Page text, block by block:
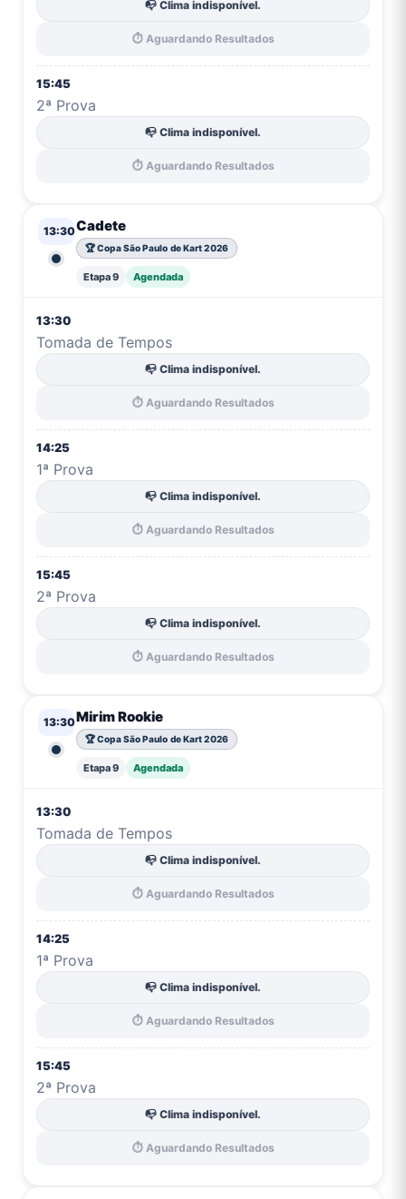
📭 Clima indisponível.
⏱️ Aguardando Resultados
15:45
2ª Prova
📭 Clima indisponível.
⏱️ Aguardando Resultados
13:30Cadete
🏆 Copa São Paulo de Kart 2026
Etapa 9 Agendada
13:30
Tomada de Tempos
📭 Clima indisponível.
⏱️ Aguardando Resultados
14:25
1ª Prova
📭 Clima indisponível.
⏱️ Aguardando Resultados
15:45
2ª Prova
📭 Clima indisponível.
⏱️ Aguardando Resultados
13:30Mirim Rookie
🏆 Copa São Paulo de Kart 2026
Etapa 9 Agendada
13:30
Tomada de Tempos
📭 Clima indisponível.
⏱️ Aguardando Resultados
14:25
1ª Prova
📭 Clima indisponível.
⏱️ Aguardando Resultados
15:45
2ª Prova
📭 Clima indisponível.
⏱️ Aguardando Resultados